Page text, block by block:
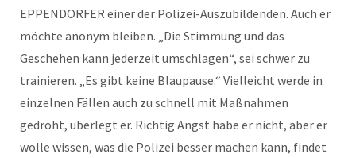
EPPENDORFER einer der Polizei-Auszubildenden. Auch er
möchte anonym bleiben. „Die Stimmung und das
Geschehen kann jederzeit umschlagen“, sei schwer zu
trainieren. „Es gibt keine Blaupause.“ Vielleicht werde in
einzelnen Fällen auch zu schnell mit Maßnahmen
gedroht, überlegt er. Richtig Angst habe er nicht, aber er
wolle wissen, was die Polizei besser machen kann, findet